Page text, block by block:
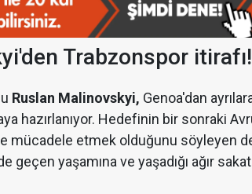
Trabzonspor itirafı!
Ruslan Malinovskyi, Genoa'dan
hazırlanıyor. Hedefinin bir sonraki
mücadele etmek olduğunu söyleyen
geçen yaşamına ve yaşadığı ağır